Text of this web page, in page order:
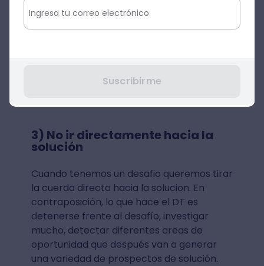
prototipar es como se le conoce).
3) No ir directamente hacia la
solución
Cuando tenemos un desafio queremos tirar
la cuerda directa hacia la solucion. En
contraposición, lo que hace el DT es
detenerse frente al desafío, investigar
mucho, detectar diferentes areas de
oportunidad que después van a generar
una variedad de prospectos de solución.
Suscribirme